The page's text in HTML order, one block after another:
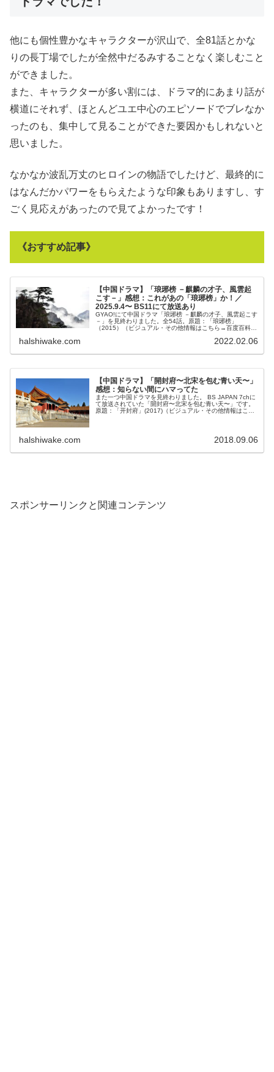
他にも個性豊かなキャラクターが沢山で、全81話とかな
りの長丁場でしたが全然中だるみすることなく楽しむこと
ができました。
また、キャラクターが多い割には、ドラマ的にあまり話が
横道にそれず、ほとんどユエ中心のエピソードでブレなか
ったのも、集中して見ることができた要因かもしれないと
思いました。
なかなか波乱万丈のヒロインの物語でしたけど、最終的に
はなんだかパワーをもらえたような印象もありますし、す
ごく見応えがあったので見てよかったです！
《おすすめ記事》
【中国ドラマ】「琅琊榜 －麒麟の才子、風雲起
こす－」感想：これがあの「琅琊榜」か！／
2025.9.4〜 BS11にて放送あり
GYAO!にて中国ドラマ「琅琊榜 －麒麟の才子、風雲起こす
－」を見終わりました。全54話。原題：「琅琊榜」
（2015）（ビジュアル・その他情報はこちら→百度百科）
halshiwake.com 2022.02.06
【中国ドラマ】「開封府〜北宋を包む青い天〜」
感想：知らない間にハマってた
また一つ中国ドラマを見終わりました。 BS JAPAN 7chに
て放送されていた「開封府〜北宋を包む青い天〜」です。
原題：「开封府」(2017)（ビジュアル・その他情報はこち
halshiwake.com 2018.09.06
スポンサーリンクと関連コンテンツ